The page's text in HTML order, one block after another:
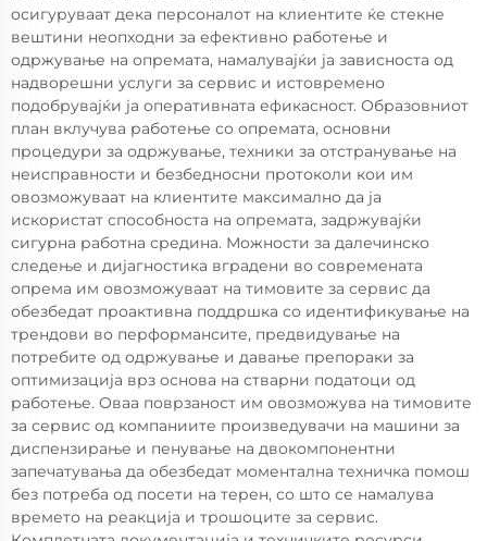
осигуруваат дека персоналот на клиентите ќе стекне
вештини неопходни за ефективно работење и
одржување на опремата, намалувајќи ја зависноста од
надворешни услуги за сервис и истовремено
подобрувајќи ја оперативната ефикасност. Образовниот
план вклучува работење со опремата, основни
процедури за одржување, техники за отстранување на
неисправности и безбедносни протоколи кои им
овозможуваат на клиентите максимално да ја
искористат способноста на опремата, задржувајќи
сигурна работна средина. Можности за далечинско
следење и дијагностика вградени во современата
опрема им овозможуваат на тимовите за сервис да
обезбедат проактивна поддршка со идентификување на
трендови во перформансите, предвидување на
потребите од одржување и давање препораки за
оптимизација врз основа на стварни податоци од
работење. Оваа поврзаност им овозможува на тимовите
за сервис од компаниите произведувачи на машини за
диспензирање и пенување на двокомпонентни
запечатувања да обезбедат моментална техничка помош
без потреба од посети на терен, со што се намалува
времето на реакција и трошоците за сервис.